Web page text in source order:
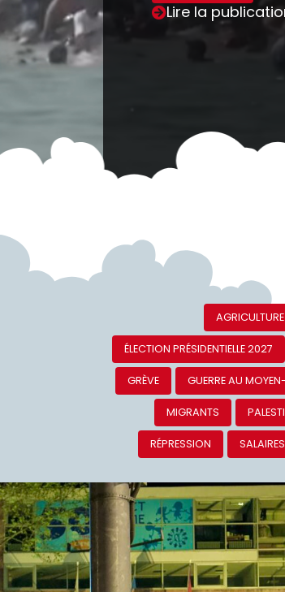
Lire la
AGRICULTURE
ÉLECTION PRÉSIDENTIELLE 2027
GRÈVE GUERRE AU
MIGRANTS
RÉPRESSION SALAIRES